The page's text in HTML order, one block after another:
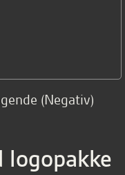
(Negativ)
logopakke